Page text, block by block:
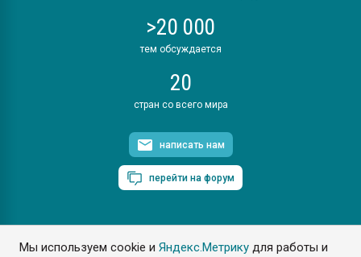
Мы используем cookie иЯндекс.Метрику для работы и
>20 000
тем обсуждается
20
стран со всего мира
написать нам
перейти на форум
ПластЭксперт © 2006. Все права защищены